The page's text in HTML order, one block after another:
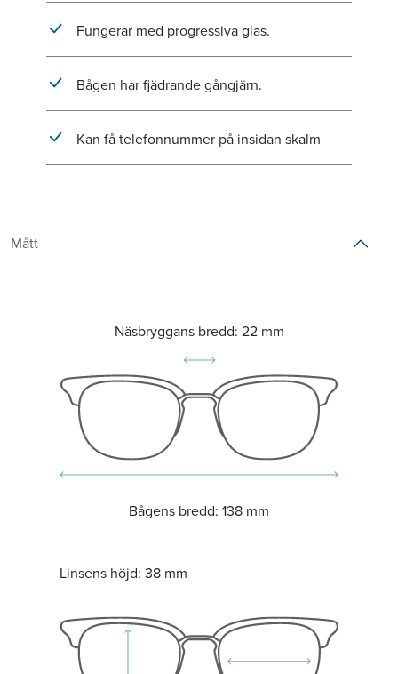
Fungerar med progressiva glas.
Bågen har fjädrande gångjärn.
Kan få telefonnummer på insidan skalm
Mått
Näsbryggans bredd: 22 mm
Bågens bredd: 138 mm
Linsens höjd: 38 mm